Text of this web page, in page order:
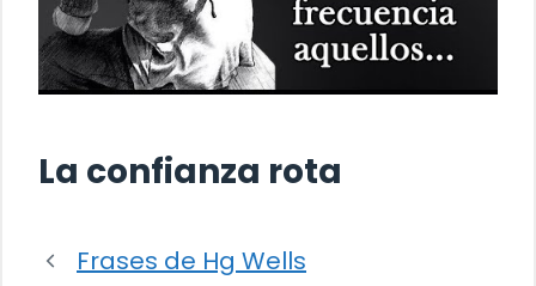
La confianza rota
Frases de Hg Wells